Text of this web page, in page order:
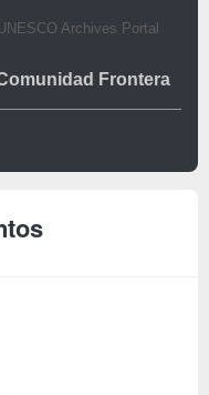
Frontera